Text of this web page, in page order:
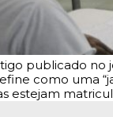
publicado no
como uma
estejam